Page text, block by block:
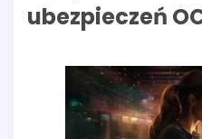
ubezpieczeń